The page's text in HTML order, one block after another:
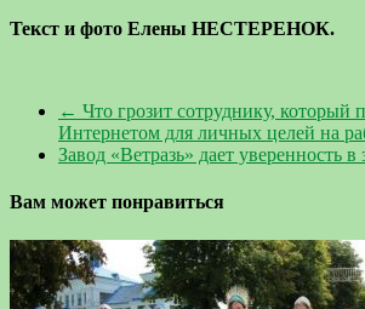
Текст и фото Елены НЕСТЕРЕНОК.
← Что грозит сотруднику, который
Интернетом для личных целей на
Завод «Ветразь» дает уверенность
Вам может понравиться